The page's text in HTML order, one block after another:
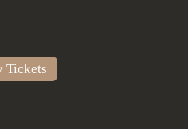
Tickets